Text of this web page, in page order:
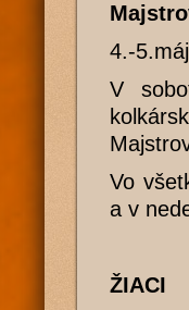
4.-
V
Vo
a v
ŽIACI